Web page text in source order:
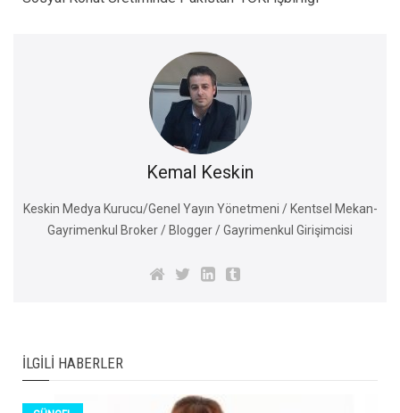
Kemal Keskin
Keskin Medya Kurucu/Genel Yayın Yönetmeni / Kentsel Mekan-
Gayrimenkul Broker / Blogger / Gayrimenkul Girişimcisi
İLGILI HABERLER